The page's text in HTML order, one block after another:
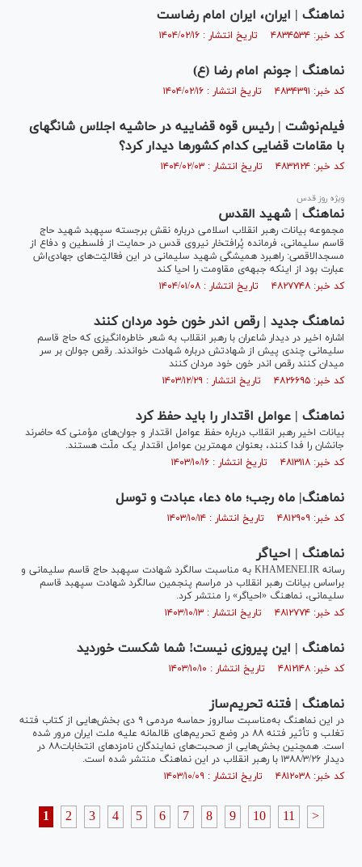
نماهنگ | ایران، ایران امام رضاست
کد خبر: ۴۸۳۴۵۳۴ تاریخ انتشار : ۱۴۰۴/۰۲/۱۶
نماهنگ | جونم امام رضا (ع)
کد خبر: ۴۸۳۴۳۹۱ تاریخ انتشار : ۱۴۰۴/۰۲/۱۶
فیلم‌نوشت | رئیس قوه قضاییه در حاشیه اجلاس شانگهای
با مقامات قضایی کدام کشور‌ها دیدار کرد؟
کد خبر: ۴۸۳۲۱۲۴ تاریخ انتشار : ۱۴۰۴/۰۲/۰۳
ویژه روز قدس
نماهنگ | شهید القدس
مجموعه بیانات رهبر انقلاب اسلامی درباره نقش برجسته سپهبد شهید حاج
قاسم سلیمانی، فرمانده پُرافتخار نیروی قدس در حمایت از فلسطین و دفاع از
مسجدالاقصی: راهبرد همیشگی شهید سلیمانی در این فعّالیّت‌های جهادی‌اش
عبارت بود از اینکه جبهه‌ی مقاومت را احیا کند
کد خبر: ۴۸۲۷۷۴۸ تاریخ انتشار : ۱۴۰۴/۰۱/۰۸
نماهنگ جدید | رقص اندر خون خود مردان کنند
اشاره اخیر در دیدار شاعران با رهبر انقلاب به شعر خاطره‌انگیزی که حاج قاسم
سلیمانی چندی پیش از شهادتش درباره شهادت خواندند. رقص جولان بر سر
میدان کنند رقص اندر خون خود مردان کنند
کد خبر: ۴۸۲۶۶۹۵ تاریخ انتشار : ۱۴۰۳/۱۲/۲۹
نماهنگ | عوامل اقتدار را باید حفظ کرد
بیانات اخیر رهبر انقلاب درباره حفظ عوامل اقتدار و جوان‌های مؤمنی که حاضرند
جانشان را فدا کنند، بعنوان مهمترین عوامل اقتدار یک ملّت هستند.
کد خبر: ۴۸۱۳۱۱۸ تاریخ انتشار : ۱۴۰۳/۱۰/۱۶
نماهنگ| ماه رجب؛ ماه دعا، عبادت و توسل
کد خبر: ۴۸۱۲۹۰۹ تاریخ انتشار : ۱۴۰۳/۱۰/۱۴
نماهنگ | احیاگر
رسانه KHAMENEI.IR به مناسبت سالگرد شهادت سپهبد حاج قاسم سلیمانی و
براساس بیانات رهبر انقلاب در مراسم پنجمین سالگرد شهادت سپهبد قاسم
سلیمانی، نماهنگ «احیاگر» را منتشر کرد.
کد خبر: ۴۸۱۲۷۷۴ تاریخ انتشار : ۱۴۰۳/۱۰/۱۳
نماهنگ | این پیروزی نیست! شما شکست خوردید
کد خبر: ۴۸۱۲۱۴۸ تاریخ انتشار : ۱۴۰۳/۱۰/۱۰
نماهنگ | فتنه تحریم‌ساز
در این نماهنگ به‌مناسبت سالروز حماسه مردمی ۹ دی بخش‌هایی از کتاب فتنه
تغلب و تأثیر فتنه ۸۸ در وضع تحریم‌های ظالمانه علیه ملت ایران مرور شده
است. همچنین بخش‌هایی از صحبت‌های نمایندگان نامزدهای انتخابات۸۸ در
دیدار ۱۳۸۸/۳/۲۶ با رهبر انقلاب در این نماهنگ منتشر شده است.
کد خبر: ۴۸۱۲۰۳۸ تاریخ انتشار : ۱۴۰۳/۱۰/۰۹
1 2 3 4 5 6 7 8 9 10 11 >